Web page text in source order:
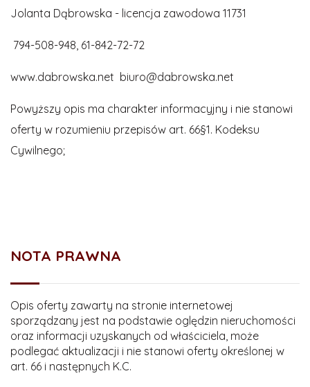
Jolanta Dąbrowska - licencja zawodowa 11731
794-508-948, 61-842-72-72
www.dabrowska.net biuro@dabrowska.net
Powyższy opis ma charakter informacyjny i nie stanowi
oferty w rozumieniu przepisów art. 66§1. Kodeksu
Cywilnego;
NOTA PRAWNA
Opis oferty zawarty na stronie internetowej
sporządzany jest na podstawie oględzin nieruchomości
oraz informacji uzyskanych od właściciela, może
podlegać aktualizacji i nie stanowi oferty określonej w
art. 66 i następnych K.C.